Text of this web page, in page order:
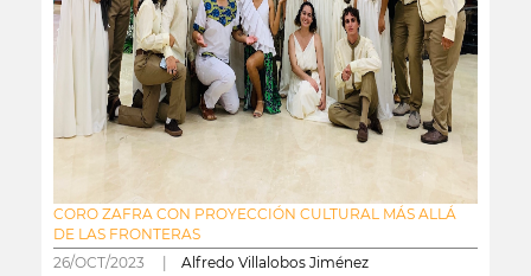
CORO ZAFRA CON PROYECCIÓN CULTURAL MÁS ALLÁ
DE LAS FRONTERAS
26/OCT/2023 | Alfredo Villalobos Jiménez